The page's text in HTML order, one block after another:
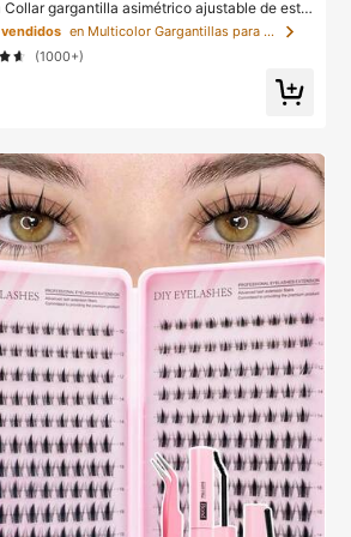
Collar gargantilla asimétrico ajustable de estil
en color rojo natural, joyería de uso diario
para el Día de la Madre
vendidos
en Multicolor Gargantillas para mujer
(1000+)